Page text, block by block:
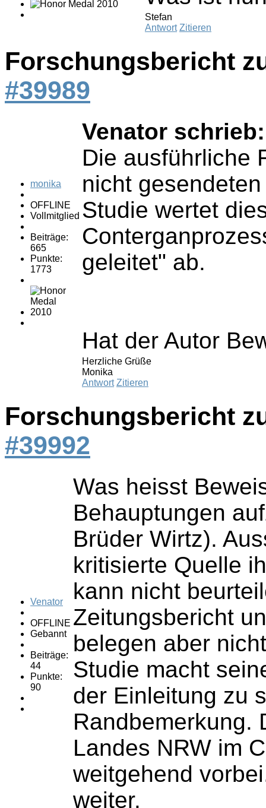
Stefan
Antwort Zitieren
Forschungsbericht
#39989
monika
OFFLINE
Vollmitglied
Beiträge:
665
Punkte:
1773
Venator schrieb:
Die ausführliche
nicht
Studie wertet
geleitet" ab.
Hat der Autor
Herzliche Grüße
Monika
Antwort Zitieren
Forschungsbericht
#39992
Venator
OFFLINE
Gebannt
Beiträge:
44
Punkte:
90
Was heisst
Behauptungen
Brüder Wirtz).
kritisierte Quelle
kann nicht
Zeitungsbericht
belegen aber
Studie macht
der Einleitung zu
Randbemerkung.
Landes NRW im
weitgehend
weiter.